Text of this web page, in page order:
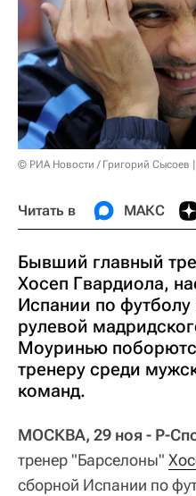
© РИА Новости / Григорий Сысоев
Читать в МАКС
Бывший главный
Хосеп Гвардиола,
Испании по футболу
рулевой
Моуринью
тренеру среди
команд.
МОСКВА, 29 ноя - Р-
тренер "Барселоны"
сборной Испании по